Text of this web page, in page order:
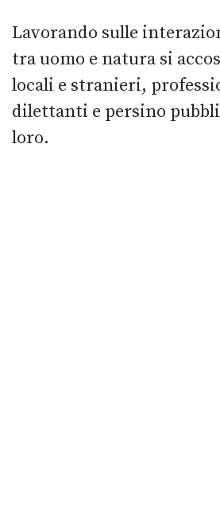
Lavorando sulle
tra uomo e natura si
locali e stranieri,
dilettanti e persino
loro.